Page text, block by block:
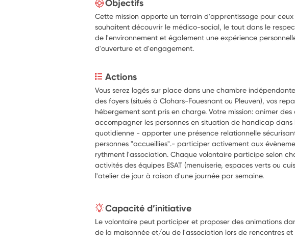
Objectifs
Cette mission apporte un terrain d'apprentissage pour
souhaitent découvrir le médico-social, le tout dans le
de l'environnement et également une expérience
d'ouverture et d'engagement.
Actions
Vous serez logés sur place dans une chambre
des foyers (situés à Clohars-Fouesnant ou Pleuven), vos
hébergement sont pris en charge. Votre mission: animer
accompagner les personnes en situation de handicap dans
quotidienne - apporter une présence relationnelle
personnes "accueillies".- participer activement aux
rythment l'association. Chaque volontaire participe selon
activités des équipes ESAT (menuiserie, espaces verts ou
l'atelier de jour à raison d'une journée par semaine.
Capacité d’initiative
Le volontaire peut participer et proposer des animations
de la maisonnée et/ou de l'association lors de rencontres et